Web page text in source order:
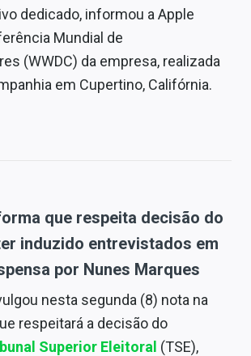
dedicado, informou a Apple
Mundial de
(WWDC) da empresa, realizada
em Cupertino, Califórnia.
que respeita decisão do
induzido entrevistados em
por Nunes Marques
nesta segunda (8) nota na
respeitará a decisão do
Superior Eleitoral (TSE),